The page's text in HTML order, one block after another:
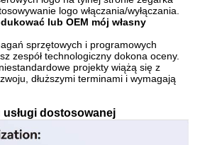
logo włączania/wyłączania.
lub OEM mój własny
sprzętowych i programowych
zespół technologiczny dokona oceny.
projekty wiążą się z
dłuższymi terminami i wymagają
dostosowanej